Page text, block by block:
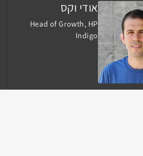
אודי וקס
Head of Growth, HP
Indigo